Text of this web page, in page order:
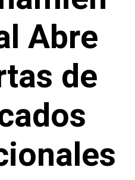
Abre
de